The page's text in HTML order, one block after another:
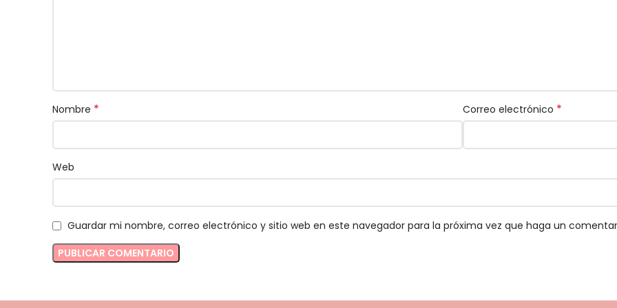
Nombre * Correo electrónico *
Web
Guardar mi nombre, correo electrónico y sitio web en este navegador para la próxima vez que haga un